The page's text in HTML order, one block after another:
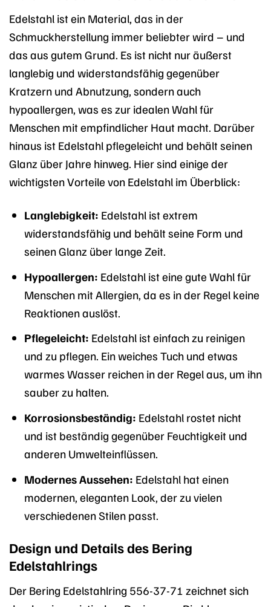
Edelstahl ist ein Material, das in der
Schmuckherstellung immer beliebter wird – und
das aus gutem Grund. Es ist nicht nur äußerst
langlebig und widerstandsfähig gegenüber
Kratzern und Abnutzung, sondern auch
hypoallergen, was es zur idealen Wahl für
Menschen mit empfindlicher Haut macht. Darüber
hinaus ist Edelstahl pflegeleicht und behält seinen
Glanz über Jahre hinweg. Hier sind einige der
wichtigsten Vorteile von Edelstahl im Überblick:
Langlebigkeit: Edelstahl ist extrem
widerstandsfähig und behält seine Form und
seinen Glanz über lange Zeit.
Hypoallergen: Edelstahl ist eine gute Wahl für
Menschen mit Allergien, da es in der Regel keine
Reaktionen auslöst.
Pflegeleicht: Edelstahl ist einfach zu reinigen
und zu pflegen. Ein weiches Tuch und etwas
warmes Wasser reichen in der Regel aus, um ihn
sauber zu halten.
Korrosionsbeständig: Edelstahl rostet nicht
und ist beständig gegenüber Feuchtigkeit und
anderen Umwelteinflüssen.
Modernes Aussehen: Edelstahl hat einen
modernen, eleganten Look, der zu vielen
verschiedenen Stilen passt.
Design und Details des Bering
Edelstahlrings
Der Bering Edelstahlring 556-37-71 zeichnet sich